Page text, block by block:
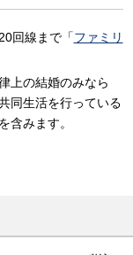
回線まで「ファミリ
上の結婚のみなら
同生活を行っている
含みます。